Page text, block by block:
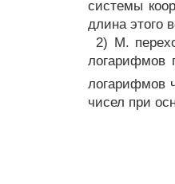
системы
длина этого
2) М.
логарифмов
логарифмов
чисел при